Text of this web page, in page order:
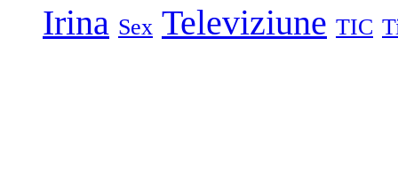
Irina Sex Televiziune TIC